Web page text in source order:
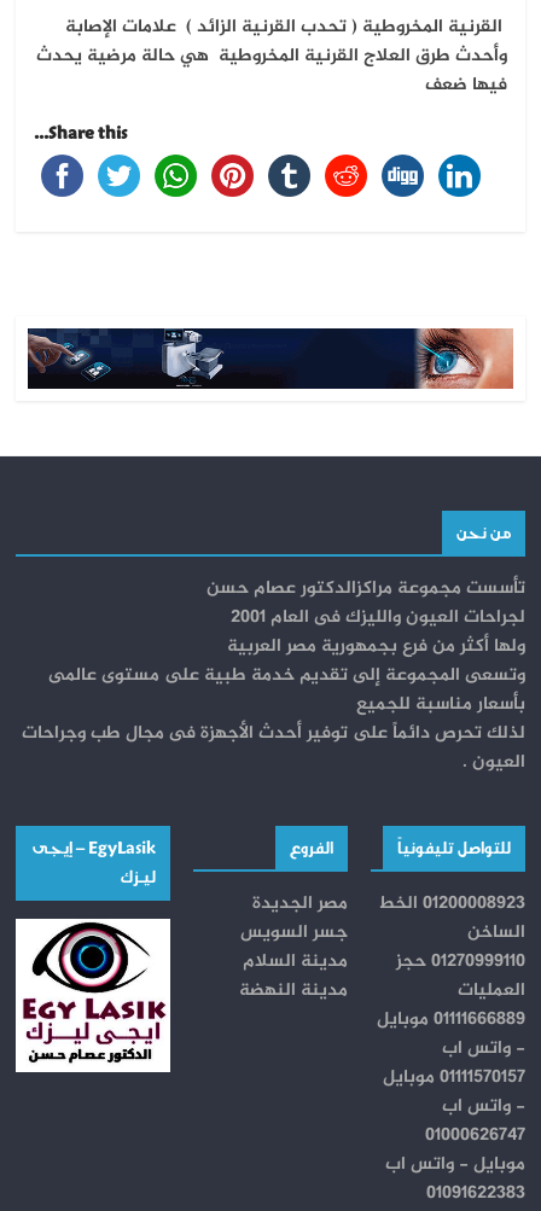
القرنية المخروطية ( تحدب القرنية الزائد ) علامات الإصابة
وأحدث طرق العلاج القرنية المخروطية هي حالة مرضية يحدث
فيها ضعف
Share this...
من نحن
تأسست مجموعة مراكزالدكتور عصام حسن
لجراحات العيون والليزك فى العام 2001
ولها أكثر من فرع بجمهورية مصر العربية
وتسعى المجموعة إلى تقديم خدمة طبية على مستوى عالمى
بأسعار مناسبة للجميع
لذلك تحرص دائماً على توفير أحدث الأجهزة فى مجال طب وجراحات
العيون .
للتواصل تليفونياً
01200008923 الخط
الساخن
01270999110 حجز
العمليات
01111666889 موبايل
- واتس اب
01111570157 موبايل
- واتس اب
01000626747
موبايل - واتس اب
01091622383
الفروع
مصر الجديدة
جسر السويس
مدينة السلام
مدينة النهضة
EgyLasik – إيجــى
ليـــزك